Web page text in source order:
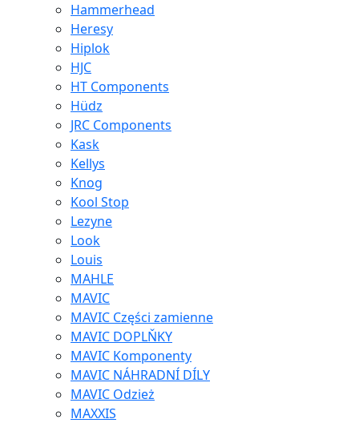
Hammerhead
Heresy
Hiplok
HJC
HT Components
Hüdz
JRC Components
Kask
Kellys
Knog
Kool Stop
Lezyne
Look
Louis
MAHLE
MAVIC
MAVIC Części zamienne
MAVIC DOPLŇKY
MAVIC Komponenty
MAVIC NÁHRADNÍ DÍLY
MAVIC Odzież
MAXXIS